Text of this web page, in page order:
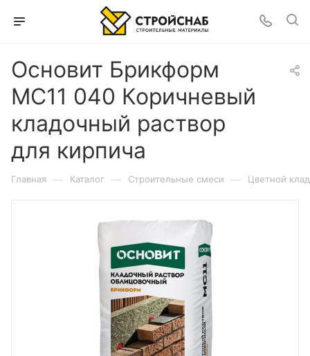
Основит Брикформ
МС11 040 Коричневый
кладочный раствор
для кирпича
Главная — Каталог — Строительные смеси — Цветной